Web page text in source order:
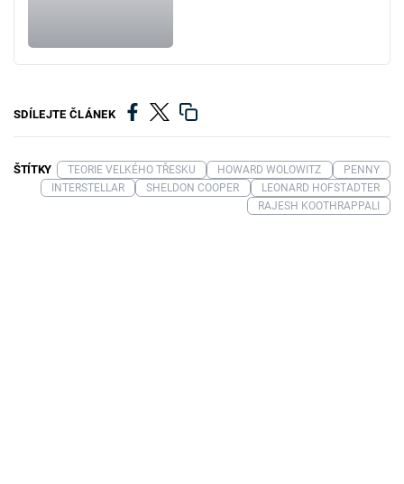
SDÍLEJTE ČLÁNEK
ŠTÍTKY TEORIE VELKÉHO TŘESKU HOWARD WOLOWITZ
PENNY
INTERSTELLAR
SHELDON COOPER
LEONARD HOFSTADTER
RAJESH KOOTHRAPPALI